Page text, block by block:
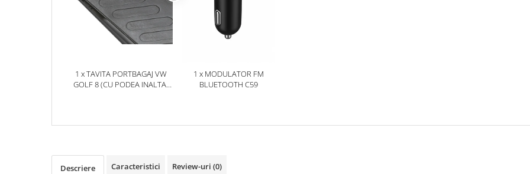
Pompa Spalator Parbriz
1 x TAVITA PORTBAGAJ VW
GOLF 8 (CU PODEA INALTA)
1 x MODULATOR FM
BLUETOOTH C59
Descriere Caracteristici Review-uri (0)